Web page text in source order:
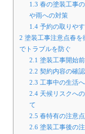
1.3 春の塗装工事
や雨への対策
1.4 予約の取りや
2 塗装工事注意点春を
でトラブルを防ぐ
2.1 塗装工事開始
2.2 契約内容の確
2.3 工事中の生活
2.4 天候リスクへ
て
2.5 春特有の注意
2.6 塗装工事後の